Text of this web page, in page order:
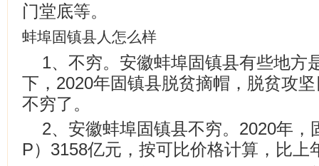
门堂底等。
蚌埠固镇县人怎么样
1、不穷。安徽蚌埠固镇县有些地方
下，2020年固镇县脱贫摘帽，脱贫攻
不穷了。
2、安徽蚌埠固镇县不穷。2020年
P）3158亿元，按可比价格计算，比上